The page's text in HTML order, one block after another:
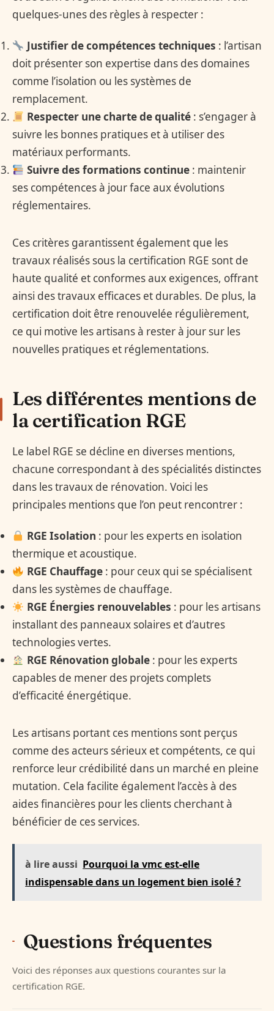
quelques-unes des règles à respecter :
Justifier de compétences techniques : l’artisan
doit présenter son expertise dans des domaines
comme l’isolation ou les systèmes de
remplacement.
Respecter une charte de qualité: s’engager à
suivre les bonnes pratiques et à utiliser des
matériaux performants.
Suivre des formations continue: maintenir
ses compétences à jour face aux évolutions
réglementaires.
Ces critères garantissent également que les
travaux réalisés sous la certification RGE sont de
haute qualité et conformes aux exigences, offrant
ainsi des travaux efficaces et durables. De plus, la
certification doit être renouvelée régulièrement,
ce qui motive les artisans à rester à jour sur les
nouvelles pratiques et réglementations.
Les différentes mentions de
la certification RGE
Le label RGE se décline en diverses mentions,
chacune correspondant à des spécialités distinctes
dans les travaux de rénovation. Voici les
principales mentions que l’on peut rencontrer :
RGE Isolation : pour les experts en isolation
thermique et acoustique.
RGE Chauffage: pour ceux qui se spécialisent
dans les systèmes de chauffage.
RGE Énergies renouvelables : pour les artisans
installant des panneaux solaires et d’autres
technologies vertes.
RGE Rénovation globale: pour les experts
capables de mener des projets complets
d’efficacité énergétique.
Les artisans portant ces mentions sont perçus
comme des acteurs sérieux et compétents, ce qui
renforce leur crédibilité dans un marché en pleine
mutation. Cela facilite également l’accès à des
aides financières pour les clients cherchant à
bénéficier de ces services.
à lire aussi Pourquoi la vmc est-elle
indispensable dans un logement bien isolé ?
Questions fréquentes
Voici des réponses aux questions courantes sur la
certification RGE.